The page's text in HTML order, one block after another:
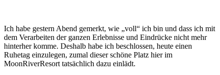
Ich habe gestern Abend gemerkt, wie „voll“ ich bin und dass ich mit
dem Verarbeiten der ganzen Erlebnisse und Eindrücke nicht mehr
hinterher komme. Deshalb habe ich beschlossen, heute einen
Ruhetag einzulegen, zumal dieser schöne Platz hier im
MoonRiverResort tatsächlich dazu einlädt.